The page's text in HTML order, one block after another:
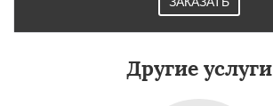
Другие услуги